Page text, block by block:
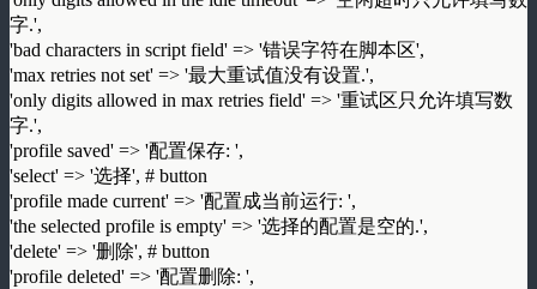
字.',
'bad characters in script field' => '错误字符在脚本区',
'max retries not set' => '最大重试值没有设置.',
'only digits allowed in max retries field' => '重试区只允许填写数
字.',
'profile saved' => '配置保存: ',
'select' => '选择', # button
'profile made current' => '配置成当前运行: ',
'the selected profile is empty' => '选择的配置是空的.',
'delete' => '删除', # button
'profile deleted' => '配置删除: ',